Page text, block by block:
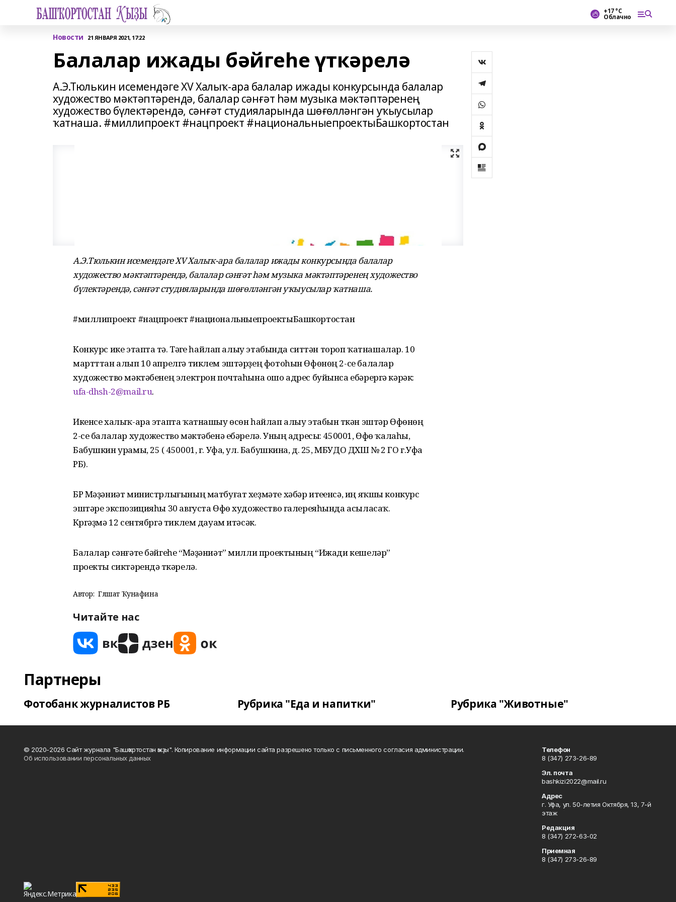
+17 °С
Облачно
Новости 21 ЯНВАРЯ 2021, 17:22
Балалар ижады бәйгеһе үткәрелә
А.Э.Тюлькин исемендәге ХV Халыҡ-ара балалар ижады конкурсында балалар
художество мәктәптәрендә, балалар сәнғәт һәм музыка мәктәптәренең
художество бүлектәрендә, сәнғәт студияларында шөғөлләнгән уҡыусылар
ҡатнаша. #миллипроект #нацпроект #национальныепроектыБашкортостан
А.Э.Тюлькин исемендәге ХV Халыҡ-ара балалар ижады конкурсында балалар
художество мәктәптәрендә, балалар сәнғәт һәм музыка мәктәптәренең художество
бүлектәрендә, сәнғәт студияларында шөғөлләнгән уҡыусылар ҡатнаша.
#миллипроект #нацпроект #национальныепроектыБашкортостан
Конкурс ике этапта үтә. Тәүге һайлап алыу этабында ситтән тороп ҡатнашалар. 10
мартттан алып 10 апрелгә тиклем эштәрҙең фотоһын Өфөнөң 2-се балалар
художество мәктәбенең электрон почтаһына ошо адрес буйынса ебәрергә кәрәк:
ufa-dhsh-2@mail.ru.
Икенсе халыҡ-ара этапта ҡатнашыу өсөн һайлап алыу этабын үткән эштәр Өфөнөң
2-се балалар художество мәктәбенә ебәрелә. Уның адресы: 450001, Өфө ҡалаһы,
Бабушкин урамы, 25 ( 450001, г. Уфа, ул. Бабушкина, д. 25, МБУДО ДХШ № 2 ГО г.Уфа
РБ).
БР Мәҙәниәт министрлығының матбуғат хеҙмәте хәбәр итеүенсә, иң яҡшы конкурс
эштәре экспозицияһы 30 августа Өфө художество галереяһында асыласаҡ.
Күргәҙмә 12 сентябргә тиклем дауам итәсәк.
Балалар сәнғәте бәйгеһе “Мәҙәниәт” милли проектының “Ижади кешеләр”
проекты сиктәрендә үткәрелә.
Автор: Гөлшат Ҡунафина
Читайте нас
Партнеры
Фотобанк журналистов РБ Рубрика "Еда и напитки" Рубрика "Животные"
© 2020-2026 Сайт журнала "Башҡортостан ҡыҙы". Копирование информации сайта разрешено только с письменного согласия администрации.
Об использовании персональных данных
Телефон
8 (347) 273-26-89
Эл. почта
bashkizi2022@mail.ru
Адрес
г. Уфа, ул. 50-летия Октября, 13, 7-й
этаж
Редакция
8 (347) 272-63-02
Приемная
8 (347) 273-26-89